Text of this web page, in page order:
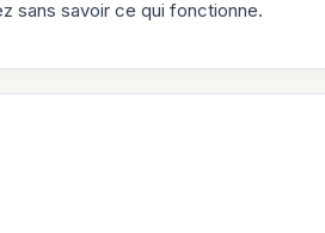
sans savoir ce qui fonctionne.